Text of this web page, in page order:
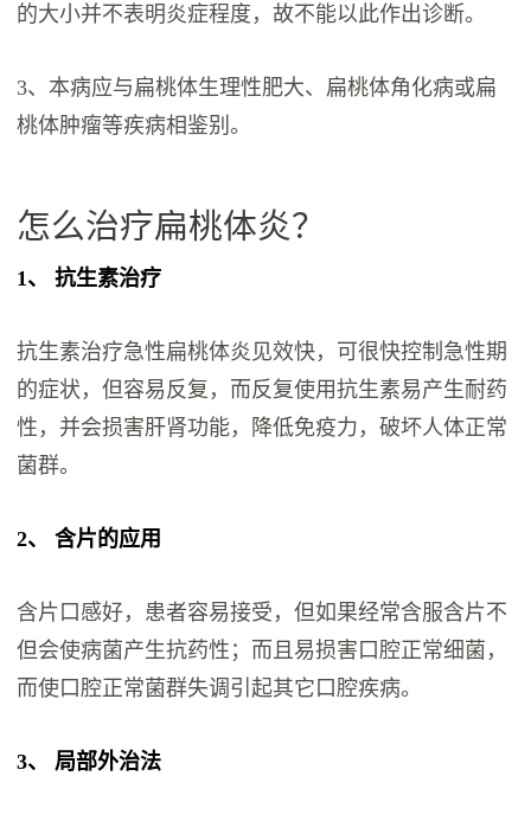
的大小并不表明炎症程度，故不能以此作出诊断。
3、本病应与扁桃体生理性肥大、扁桃体角化病或扁
桃体肿瘤等疾病相鉴别。
怎么治疗扁桃体炎？
1、 抗生素治疗
抗生素治疗急性扁桃体炎见效快，可很快控制急性期
的症状，但容易反复，而反复使用抗生素易产生耐药
性，并会损害肝肾功能，降低免疫力，破坏人体正常
菌群。
2、 含片的应用
含片口感好，患者容易接受，但如果经常含服含片不
但会使病菌产生抗药性；而且易损害口腔正常细菌，
而使口腔正常菌群失调引起其它口腔疾病。
3、 局部外治法